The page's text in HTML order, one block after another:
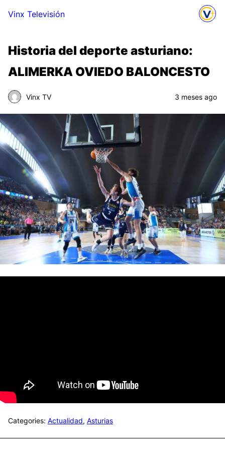
Vinx Televisión
Historia del deporte asturiano:
ALIMERKA OVIEDO BALONCESTO
Vinx TV 3 meses ago
Categories: Actualidad, Asturias